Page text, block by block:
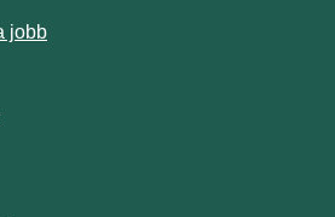
jobb
Länk till annan webbplats.